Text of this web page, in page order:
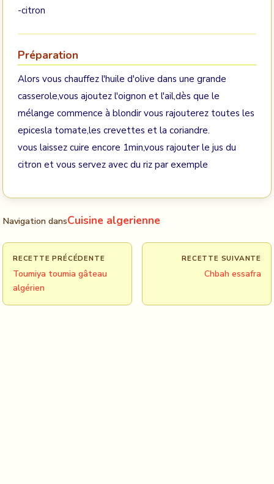
-citron
Préparation
Alors vous chauffez l'huile d'olive dans une grande
casserole,vous ajoutez l'oignon et l'ail,dès que le
mélange commence à blondir vous rajouterez toutes les
epicesla tomate,les crevettes et la coriandre.
vous laissez cuire encore 1min,vous rajouter le jus du
citron et vous servez avec du riz par exemple
Navigation dansCuisine algerienne
RECETTE PRÉCÉDENTE
Toumiya toumia gâteau
algérien
RECETTE SUIVANTE
Chbah essafra